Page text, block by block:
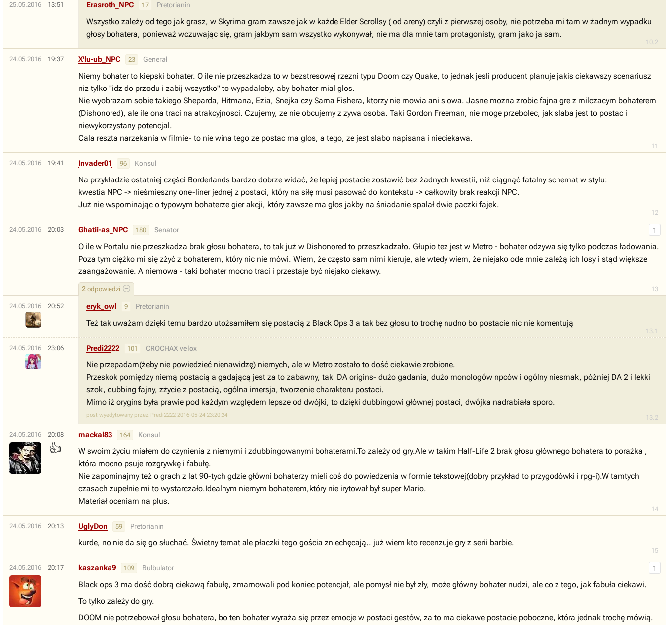
25.05.2016 13:51
10.2
Erasroth_NPC 17 Pretorianin
Wszystko zależy od tego jak grasz, w Skyrima gram zawsze jak w każde Elder Scrollsy ( od areny) czyli z pierwszej osoby, nie potrzeba mi tam w żadnym wypadku
głosy bohatera, ponieważ wczuwając się, gram jakbym sam wszystko wykonywał, nie ma dla mnie tam protagonisty, gram jako ja sam.
24.05.2016 19:37
11
X'lu-ub_NPC 23 Generał
Niemy bohater to kiepski bohater. O ile nie przeszkadza to w bezstresowej rzezni typu Doom czy Quake, to jednak jesli producent planuje jakis ciekawszy scenariusz
niz tylko "idz do przodu i zabij wszystko" to wypadaloby, aby bohater mial glos.
Nie wyobrazam sobie takiego Sheparda, Hitmana, Ezia, Snejka czy Sama Fishera, ktorzy nie mowia ani slowa. Jasne mozna zrobic fajna gre z milczacym bohaterem
(Dishonored), ale ile ona traci na atrakcyjnosci. Czujemy, ze nie obcujemy z zywa osoba. Taki Gordon Freeman, nie moge przebolec, jak slaba jest to postac i
niewykorzystany potencjal.
Cala reszta narzekania w filmie- to nie wina tego ze postac ma glos, a tego, ze jest slabo napisana i nieciekawa.
24.05.2016 19:41
12
Invader01 96 Konsul
Na przykładzie ostatniej części Borderlands bardzo dobrze widać, że lepiej postacie zostawić bez żadnych kwestii, niż ciągnąć fatalny schemat w stylu:
kwestia NPC -> nieśmieszny one-liner jednej z postaci, który na siłę musi pasować do kontekstu -> całkowity brak reakcji NPC.
Już nie wspominając o typowym bohaterze gier akcji, który zawsze ma głos jakby na śniadanie spalał dwie paczki fajek.
24.05.2016 20:03
13
1
2 odpowiedzi
Ghatii-as_NPC 180 Senator
O ile w Portalu nie przeszkadza brak głosu bohatera, to tak już w Dishonored to przeszkadzało. Głupio też jest w Metro - bohater odzywa się tylko podczas ładowania.
Poza tym ciężko mi się zżyć z bohaterem, który nic nie mówi. Wiem, że często sam nimi kieruje, ale wtedy wiem, że niejako ode mnie zależą ich losy i stąd większe
zaangażowanie. A niemowa - taki bohater mocno traci i przestaje być niejako ciekawy.
24.05.2016 20:52
13.1
eryk_owl 9 Pretorianin
Też tak uważam dzięki temu bardzo utożsamiłem się postacią z Black Ops 3 a tak bez głosu to trochę nudno bo postacie nic nie komentują
24.05.2016 23:06
13.2
Predi2222 101 CROCHAX velox
Nie przepadam(żeby nie powiedzieć nienawidzę) niemych, ale w Metro zostało to dość ciekawie zrobione.
Przeskok pomiędzy niemą postacią a gadającą jest za to zabawny, taki DA origins- dużo gadania, dużo monologów npców i ogólny niesmak, później DA 2 i lekki
szok, dubbing fajny, zżycie z postacią, ogólna imersja, tworzenie charakteru postaci.
Mimo iż orygins była prawie pod każdym względem lepsze od dwójki, to dzięki dubbingowi głównej postaci, dwójka nadrabiała sporo.
post wyedytowany przez Predi2222 2016-05-24 23:20:24
24.05.2016 20:08
👍
14
mackal83 164 Konsul
W swoim życiu miałem do czynienia z niemymi i zdubbingowanymi bohaterami.To zależy od gry.Ale w takim Half-Life 2 brak głosu głównego bohatera to porażka ,
która mocno psuje rozgrywkę i fabułę.
Nie zapominajmy też o grach z lat 90-tych gdzie główni bohaterzy mieli coś do powiedzenia w formie tekstowej(dobry przykład to przygodówki i rpg-i).W tamtych
czasach zupełnie mi to wystarczało.Idealnym niemym bohaterem,który nie irytował był super Mario.
Materiał oceniam na plus.
24.05.2016 20:13
15
UglyDon 59 Pretorianin
kurde, no nie da się go słuchać. Świetny temat ale płaczki tego gościa zniechęcają.. już wiem kto recenzuje gry z serii barbie.
24.05.2016 20:17 1
kaszanka9 109 Bulbulator
Black ops 3 ma dość dobrą ciekawą fabułę, zmarnowali pod koniec potencjał, ale pomysł nie był zły, może główny bohater nudzi, ale co z tego, jak fabuła ciekawi.
To tylko zależy do gry.
DOOM nie potrzebował głosu bohatera, bo ten bohater wyraża się przez emocje w postaci gestów, za to ma ciekawe postacie poboczne, która jednak trochę mówią.